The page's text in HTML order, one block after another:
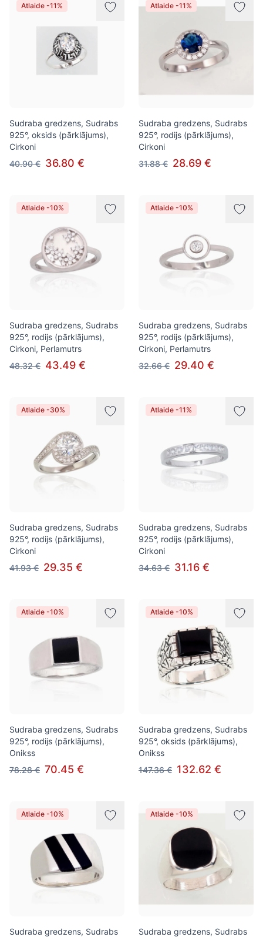
Atlaide -11%
Sudraba gredzens, Sudrabs
925°, oksids (pārklājums),
Cirkoni
40.90 € 36.80 €
Atlaide -11%
Sudraba gredzens, Sudrabs
925°, rodijs (pārklājums),
Cirkoni
31.88 € 28.69 €
Atlaide -10%
Sudraba gredzens, Sudrabs
925°, rodijs (pārklājums),
Cirkoni, Perlamutrs
48.32 € 43.49 €
Atlaide -10%
Sudraba gredzens, Sudrabs
925°, rodijs (pārklājums),
Cirkoni, Perlamutrs
32.66 € 29.40 €
Atlaide -30%
Sudraba gredzens, Sudrabs
925°, rodijs (pārklājums),
Cirkoni
41.93 € 29.35 €
Atlaide -11%
Sudraba gredzens, Sudrabs
925°, rodijs (pārklājums),
Cirkoni
34.63 € 31.16 €
Atlaide -10%
Sudraba gredzens, Sudrabs
925°, rodijs (pārklājums),
Onikss
78.28 € 70.45 €
Atlaide -10%
Sudraba gredzens, Sudrabs
925°, oksids (pārklājums),
Onikss
147.36 € 132.62 €
Atlaide -10%
Sudraba gredzens, Sudrabs
Atlaide -10%
Sudraba gredzens, Sudrabs